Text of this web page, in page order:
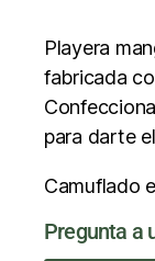
Playera
fabricada
para darte
Camuflado
Pregunta a